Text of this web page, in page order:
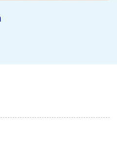
Sostenible